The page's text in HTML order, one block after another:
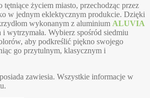
zł
zł
tętniące życiem miasto, przechodząc przez
w jednym eklektycznym produkcie. Dzięki
wykonanym z aluminium ALUVIA
i wytrzymała. Wybierz spośród siedmiu
aby podkreślić piękno swojego
go przytulnym, klasycznym i
zawiesia. Wszystkie informacje w